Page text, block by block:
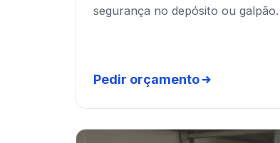
segurança no depósito ou galpão.
Pedir orçamento